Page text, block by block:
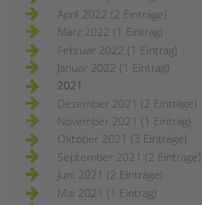
April 2022 (2 Einträge)
März 2022 (1 Eintrag)
Februar 2022 (1 Eintrag)
Januar 2022 (1 Eintrag)
2021
Dezember 2021 (2 Einträge)
November 2021 (1 Eintrag)
Oktober 2021 (3 Einträge)
September 2021 (2 Einträge)
Juni 2021 (2 Einträge)
Mai 2021 (1 Eintrag)